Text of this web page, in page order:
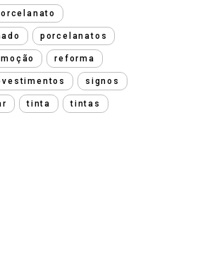
porcelanatos
reforma
signos
tinta tintas